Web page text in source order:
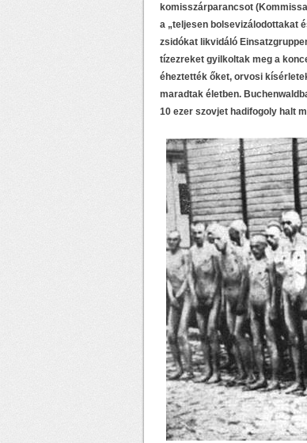
komisszárparancsot
a „teljesen bolsevizálodottakat
zsidókat likvidáló
tízezreket gyilkoltak meg a
éheztették őket, orvosi
maradtak életben.
10 ezer szovjet hadifogoly halt